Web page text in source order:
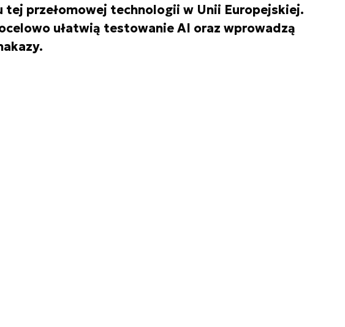
tej przełomowej technologii w Unii Europejskiej.
ułatwią testowanie AI oraz wprowadzą